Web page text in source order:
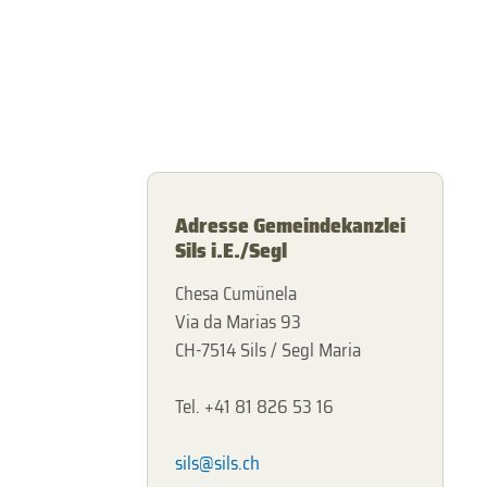
Adresse Gemeindekanzlei
Sils i.E./Segl
Chesa Cumünela
Via da Marias 93
CH-7514 Sils / Segl Maria
Tel. +41 81 826 53 16
sils@sils.ch